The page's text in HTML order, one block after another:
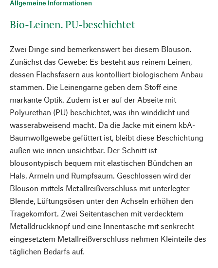
Allgemeine Informationen
Bio-Leinen. PU-beschichtet
Zwei Dinge sind bemerkenswert bei diesem Blouson.
Zunächst das Gewebe: Es besteht aus reinem Leinen,
dessen Flachsfasern aus kontolliert biologischem Anbau
stammen. Die Leinengarne geben dem Stoff eine
markante Optik. Zudem ist er auf der Abseite mit
Polyurethan (PU) beschichtet, was ihn winddicht und
wasserabweisend macht. Da die Jacke mit einem kbA-
Baumwollgewebe gefüttert ist, bleibt diese Beschichtung
außen wie innen unsichtbar. Der Schnitt ist
blousontypisch bequem mit elastischen Bündchen an
Hals, Ärmeln und Rumpfsaum. Geschlossen wird der
Blouson mittels Metallreißverschluss mit unterlegter
Blende, Lüftungsösen unter den Achseln erhöhen den
Tragekomfort. Zwei Seitentaschen mit verdecktem
Metalldruckknopf und eine Innentasche mit senkrecht
eingesetztem Metallreißverschluss nehmen Kleinteile des
täglichen Bedarfs auf.